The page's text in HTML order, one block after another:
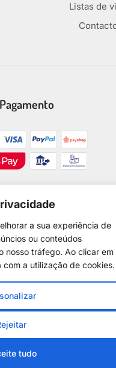
a sua experiência de
ou conteúdos
nosso tráfego. Ao clicar em
a utilização de cookies.
tudo
Listas de
Copyright ©
Centro de